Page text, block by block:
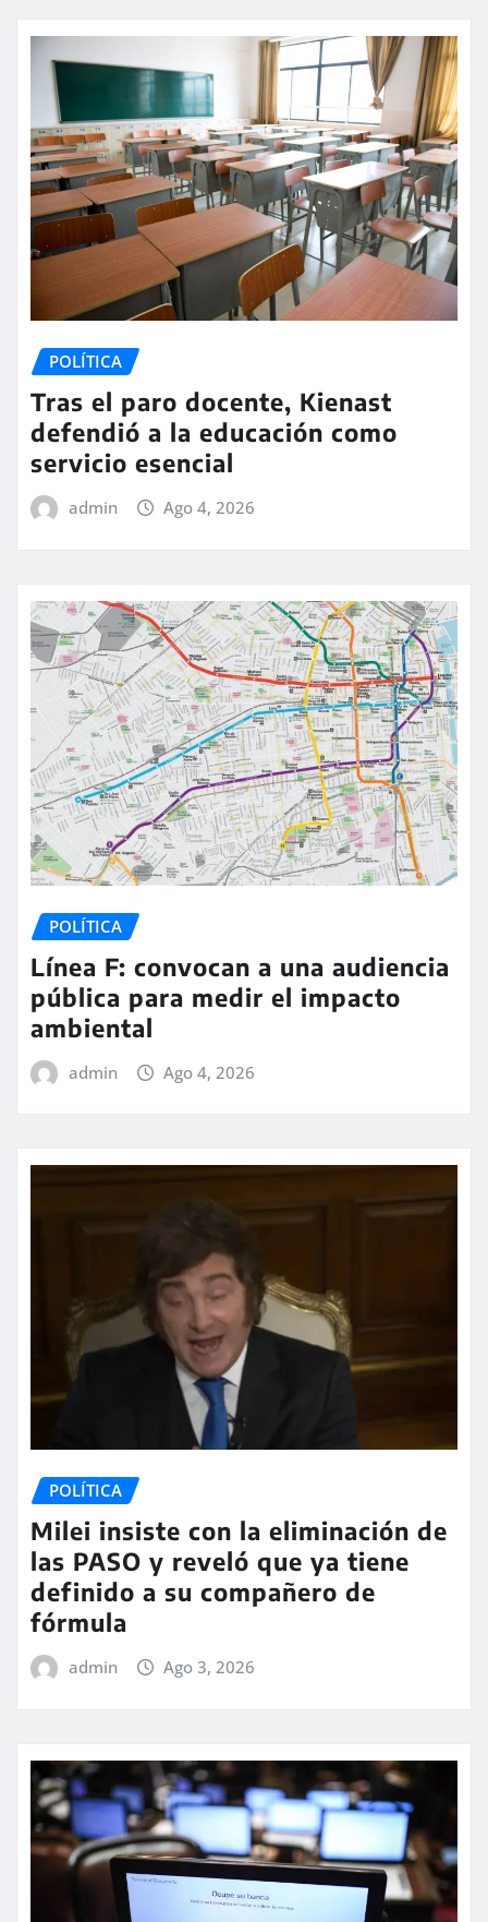
POLÍTICA
Tras el paro docente, Kienast
defendió a la educación como
servicio esencial
admin Ago 4, 2026
POLÍTICA
Línea F: convocan a una audiencia
pública para medir el impacto
ambiental
admin Ago 4, 2026
POLÍTICA
Milei insiste con la eliminación de
las PASO y reveló que ya tiene
definido a su compañero de
fórmula
admin Ago 3, 2026